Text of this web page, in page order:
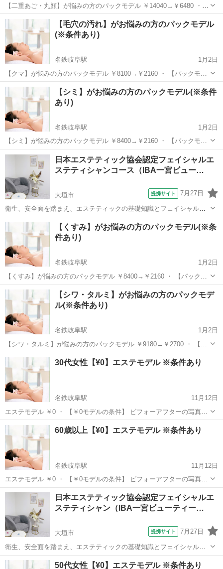
【二重あご・丸顔】が悩みの方のパックモデル ￥14040→￥6480 ・
【パックモデルの条件】 ビフォーアフターの写真を撮らせていただけ
る女性。 且つ、ホームページやSNS、紙媒体を含む宣伝に使用するこ
とを承諾い...
岐阜市 名鉄岐阜駅 エステ
【毛穴の汚れ】がお悩みの方のパックモデル
(※条件あり)
名鉄岐阜駅
1月2日
【クマ】が悩みの方のパックモデル ￥8100→￥2160 ・ 【パックモデ
ルの条件】 ビフォーアフターの写真を撮らせていただける女性。 且
つ、ホームページやSNS、紙媒体を含む宣伝に使用することを承諾い
ただける方。...
岐阜市 名鉄岐阜駅 エステ 毛穴
【シミ】がお悩みの方のパックモデル(※条件
あり)
名鉄岐阜駅
1月2日
【シミ】が悩みの方のパックモデル ￥8400→￥2160 ・ 【パックモデ
ルの条件】 ビフォーアフターの写真を撮らせていただける女性。 且
つ、ホームページやSNS、紙媒体を含む宣伝に使用することを承諾い
ただける方。...
岐阜 岐阜市 名鉄岐阜駅 エステ
日本エステティック協会認定フェイシャルエ
ステティシャンコース（IBA一宮ビュー…
大垣市 提携サイト 7月27日
衛生、安全面を踏まえ、エステティックの基礎知識とフェイシャルケ
アの基礎を学びます。６０時間のカリキュラムに取り組み協会の受験
資格が得られます。８０問の試験に対し、７０％正解以上が合格とさ
れますが、絶対合格を目指します。
大垣市 エステ
【くすみ】がお悩みの方のパックモデル(※条
件あり)
名鉄岐阜駅
1月2日
【くすみ】が悩みの方のパックモデル ￥8400→￥2160 ・ 【パックモ
デルの条件】 ビフォーアフターの写真を撮らせていただける女性。 且
つ、ホームページやSNS、紙媒体を含む宣伝に使用することを承諾い
ただける方...
岐阜市 名鉄岐阜駅 エステ
【シワ・タルミ】がお悩みの方のパックモデ
ル(※条件あり)
名鉄岐阜駅
1月2日
【シワ・タルミ】が悩みの方のパックモデル ￥9180→￥2700 ・ 【パ
ックモデルの条件】 ビフォーアフターの写真を撮らせていただける女
性。 且つ、ホームページやSNS、紙媒体を含む宣伝に使用することを
承諾いただ...
岐阜市 名鉄岐阜駅
30代女性【¥0】エステモデル ※条件あり
名鉄岐阜駅
11月12日
エステモデル ￥0 ・ 【￥0モデルの条件】 ビフォーアフターの写真を
撮らせていただける30代女性。 且つ、ホームページやSNS、紙媒体を
含む宣伝に使用することを承諾いただける方。 ・ ・ ★所要時間は2時
間...
岐阜市 名鉄岐阜駅
60歳以上【¥0】エステモデル ※条件あり
名鉄岐阜駅
11月12日
エステモデル ￥0 ・ 【￥0モデルの条件】 ビフォーアフターの写真を
撮らせていただける60歳以上の女性。 且つ、ホームページやSNS、紙
媒体を含む宣伝に使用することを承諾いただける方。 ・ ・ ★所要時
岐阜 岐阜市 名鉄岐阜駅 エステ 60歳
日本エステティック協会認定フェイシャルエ
ステティシャン（IBA一宮ビューティー…
大垣市 提携サイト 7月27日
衛生、安全面を踏まえ、エステティックの基礎知識とフェイシャルケ
アの基礎を学びます。６０時間のカリキュラムに取り組み協会の受験
資格が得られます。８０問の試験に対し、７０％正解以上が合格とさ
大垣市 エステ
50代女性【¥0】エステモデル ※条件あり